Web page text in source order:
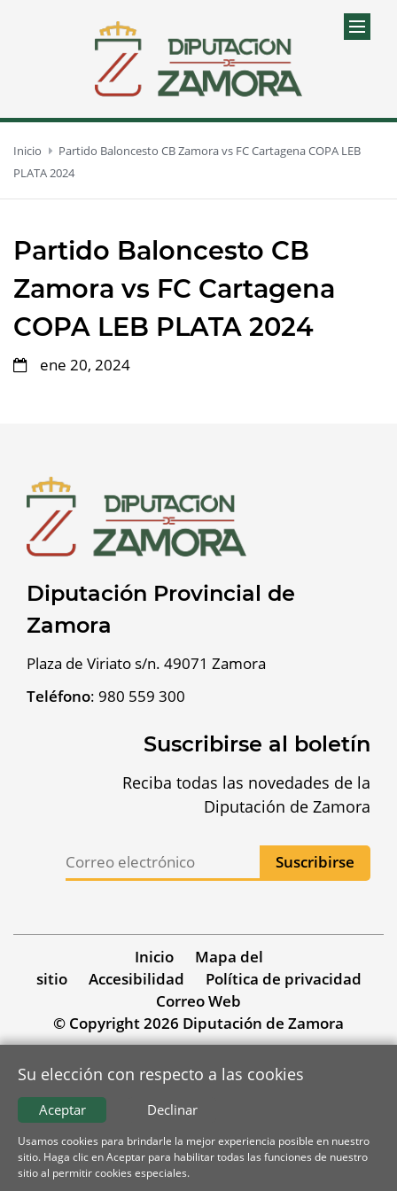
Inicio
Partido Baloncesto CB Zamora vs FC Cartagena COPA LEB
PLATA 2024
Partido Baloncesto CB
Zamora vs FC Cartagena
COPA LEB PLATA 2024
ene 20, 2024
Diputación Provincial de
Zamora
Plaza de Viriato s/n. 49071 Zamora
Teléfono: 980 559 300
Suscribirse al boletín
Reciba todas las novedades de la
Diputación de Zamora
Inicio
Mapa del
sitio
Accesibilidad
Política de privacidad
Correo Web
© Copyright 2026 Diputación de Zamora
Su elección con respecto a las cookies
Declinar
Aceptar
Usamos cookies para brindarle la mejor experiencia posible en nuestro
sitio. Haga clic en Aceptar para habilitar todas las funciones de nuestro
sitio al permitir cookies especiales.